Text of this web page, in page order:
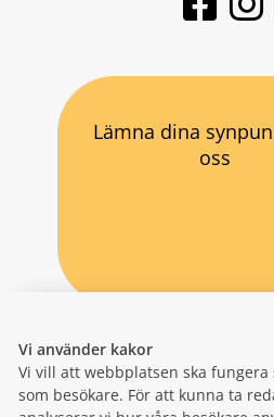
Vi använder kakor
Vi vill att webbplatsen ska
som besökare. För att kunna ta
Lämna dina
oss